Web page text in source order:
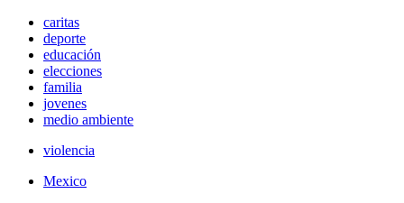
caritas
deporte
educación
elecciones
familia
jovenes
medio ambiente
violencia
Mexico